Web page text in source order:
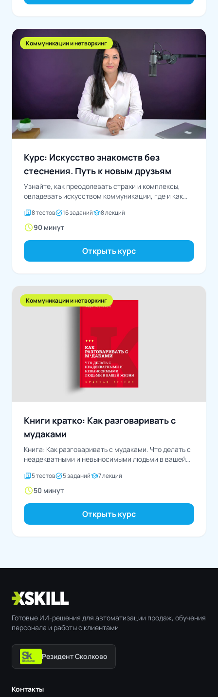
Коммуникации и нетворкинг
Курс: Искусство знакомств без
стеснения. Путь к новым друзьям
Узнайте, как преодолевать страхи и комплексы,
овладевать искусством коммуникации, где и как
quiz8 тестовtask_alt16 заданийschool8 лекций
schedule90 минут
Открыть курс
Коммуникации и нетворкинг
Книги кратко: Как разговаривать с
мудаками
Книга: Как разговаривать с мудаками. Что делать с
неадекватными и невыносимыми людьми в вашей
quiz5 тестовtask_alt5 заданийschool7 лекций
schedule50 минут
Открыть курс
Готовые ИИ-решения для автоматизации продаж, обучения
персонала и работы с клиентами
Резидент Сколково
Контакты